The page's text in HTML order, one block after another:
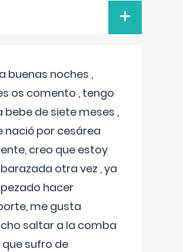
+
buenas noches ,
os comento , tengo
bebe de siete meses ,
nació por cesárea
creo que estoy
otra vez , ya
hacer
me gusta
saltar a la comba
que sufro de